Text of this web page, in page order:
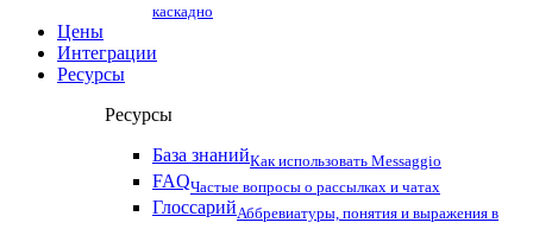
каскадно
Цены
Интеграции
Ресурсы
Ресурсы
База знанийКак использовать Messaggio
FAQЧастые вопросы о рассылках и чатах
ГлоссарийАббревиатуры, понятия и выражения в